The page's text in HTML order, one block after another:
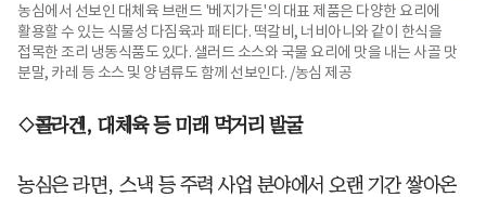
농심에서 선보인 대체육 브랜드 '베지가든'의 대표 제품은 다양한 요리에
활용할 수 있는 식물성 다짐육과 패티다. 떡갈비, 너비아니와 같이 한식을
접목한 조리 냉동식품도 있다. 샐러드 소스와 국물 요리에 맛을 내는 사골 맛
분말, 카레 등 소스 및 양념류도 함께 선보인다. /농심 제공
◇콜라겐, 대체육 등 미래 먹거리 발굴
농심은 라면, 스낵 등 주력 사업 분야에서 오랜 기간 쌓아온